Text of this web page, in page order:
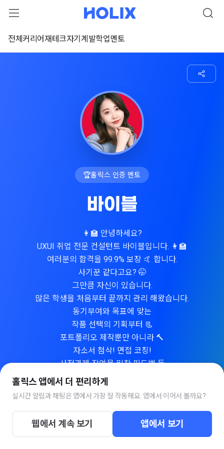
전체 커리어재테크자기계발학업멘토
🏆홀릭스 인증 멘토
바이블
👩‍🏫 안녕하세요?
UXUI 취업 전문 컨설턴트 바이블입니다. 👩‍🏫
여러분의 합격을 99.9% 보장 🤙 합니다.
사기꾼 같다고요? 🤭
그만큼 자신이 있습니다.
많은 학생을 처음부터 끝까지 관리 해왔습니다.
동기부여와 목표에 맞는
작품 선택의 기획부터 📃
포트폴리오 제작뿐만 아니라 🔨
자소서 첨삭! 면접 코칭!
사전과제 작업물 밀착 피드백 등
300명이 넘는 수강생들을 만나고
보이는게 다가 아닐겁니다!
🧅 양파같은 강사입니다.
까도까도 유익한 정보들이! 쏙쏙!
홀릭스 앱에서 더 편리하게
실시간 알림과 채팅은 앱에서 가장 잘 작동해요. 앱에서 이어서 볼까요?
웹에서 계속 보기 앱에서 보기